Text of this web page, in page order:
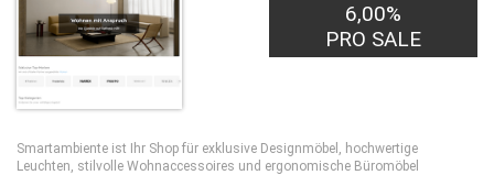
6,00%
PRO SALE
Smartambiente ist Ihr Shop für exklusive Designmöbel, hochwertige
Leuchten, stilvolle Wohnaccessoires und ergonomische Büromöbel